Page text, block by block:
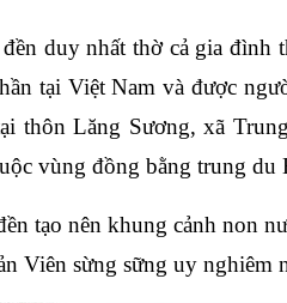
duy nhất thờ cả gia đình
tại Việt Nam và được
thôn Lăng Sương, xã
vùng đồng bằng trung du
tạo nên khung cảnh non
Viên sừng sững uy nghiêm